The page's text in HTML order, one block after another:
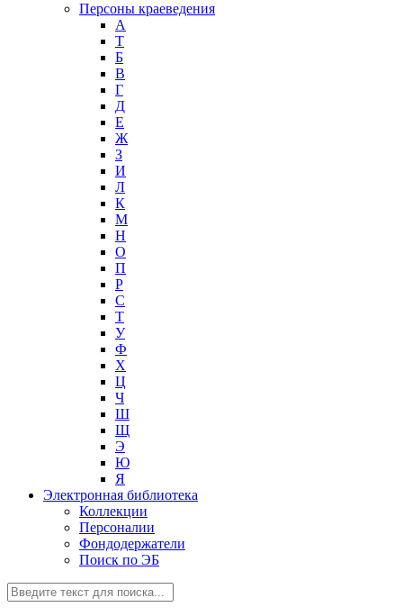
Персоны краеведения
А
T
Б
В
Г
Д
Е
Ж
З
И
Л
К
М
Н
О
П
Р
С
Т
У
Ф
Х
Ц
Ч
Ш
Щ
Э
Ю
Я
Электронная библиотека
Коллекции
Персоналии
Фондодержатели
Поиск по ЭБ